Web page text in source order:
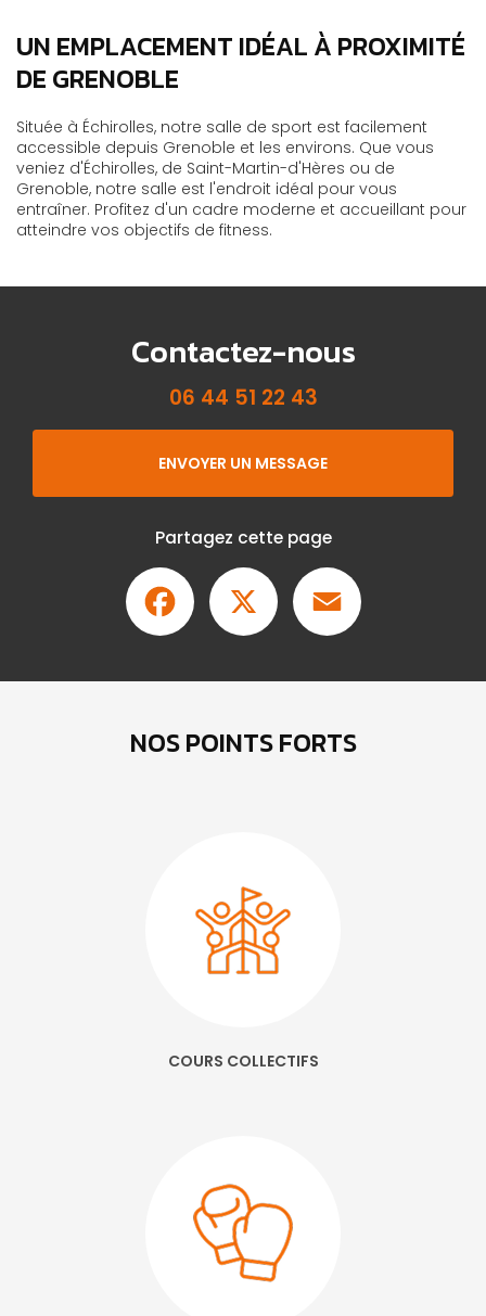
UN EMPLACEMENT IDÉAL À PROXIMITÉ
DE GRENOBLE
Située à Échirolles, notre salle de sport est facilement
accessible depuis Grenoble et les environs. Que vous
veniez d'Échirolles, de Saint-Martin-d'Hères ou de
Grenoble, notre salle est l'endroit idéal pour vous
entraîner. Profitez d'un cadre moderne et accueillant pour
atteindre vos objectifs de fitness.
Contactez-nous
06 44 51 22 43
ENVOYER UN MESSAGE
Partagez cette page
Facebook
NOS POINTS FORTS
COURS COLLECTIFS